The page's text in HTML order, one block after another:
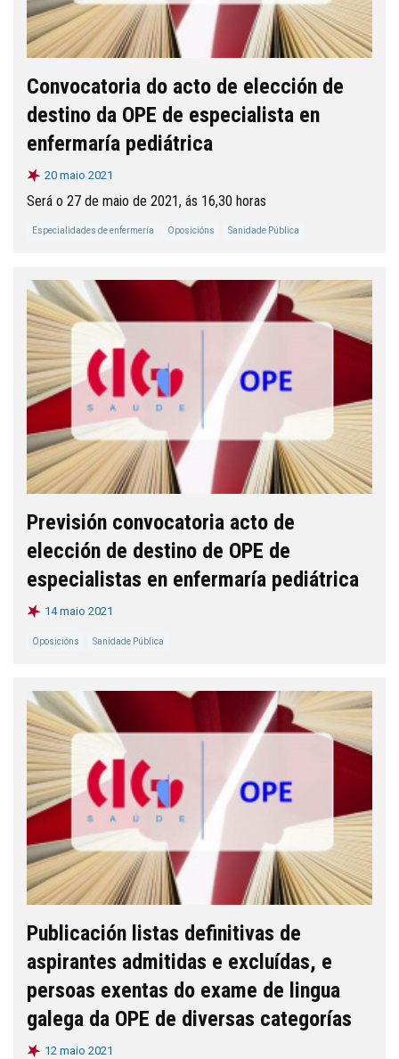
Convocatoria do acto de elección de
destino da OPE de especialista en
enfermaría pediátrica
20 maio 2021
Será o 27 de maio de 2021, ás 16,30 horas
Especialidades de enfermería Oposicións Sanidade Pública
Previsión convocatoria acto de
elección de destino de OPE de
especialistas en enfermaría pediátrica
14 maio 2021
Oposicións Sanidade Pública
Publicación listas definitivas de
aspirantes admitidas e excluídas, e
persoas exentas do exame de lingua
galega da OPE de diversas categorías
12 maio 2021